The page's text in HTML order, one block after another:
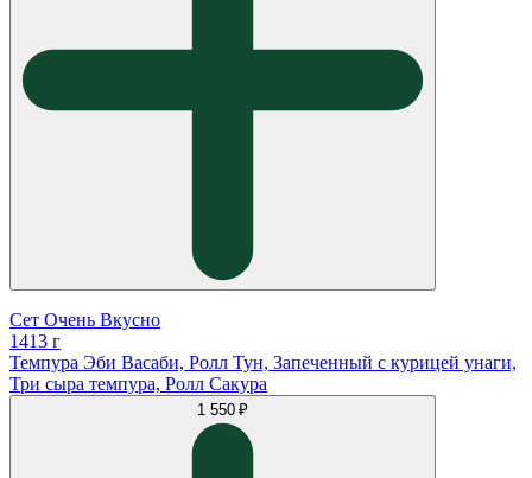
Сет Очень Вкусно
1413 г
Темпура Эби Васаби, Ролл Тун, Запеченный с курицей унаги,
Три сыра темпура, Ролл Сакура
1 550 ₽